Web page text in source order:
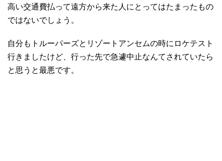
高い交通費払って遠方から来た人にとってはたまったもの
ではないでしょう。
自分もトルーパーズとリゾートアンセムの時にロケテスト
行きましたけど、行った先で急遽中止なんてされていたら
と思うと最悪です。